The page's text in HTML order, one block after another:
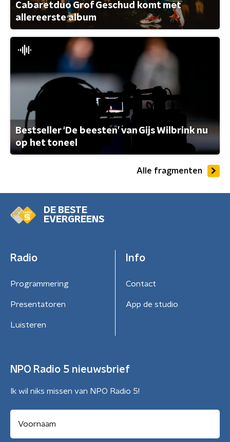
Cabaretduo Grof Geschud komt met
allereerste album
Bestseller ‘De beesten’ van Gijs Wilbrink nu
op het toneel
Alle fragmenten
DE BESTE
EVERGREENS
Radio
Programmering
Presentatoren
Luisteren
Info
Contact
App de studio
NPO Radio 5 nieuwsbrief
Ik wil niks missen van NPO Radio 5!